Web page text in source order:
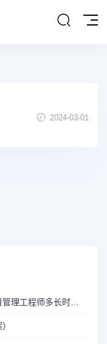
2024-03-01
2023下半年软考中级系统集成项目管理工程师多长时间出成绩